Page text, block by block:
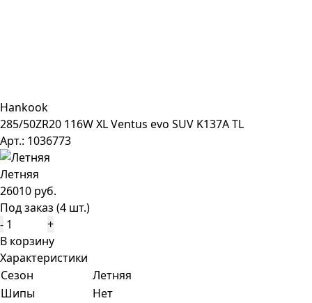
Hankook
285/50ZR20 116W XL Ventus evo SUV K137A TL
Арт.: 1036773
Летняя
26010 руб.
Под заказ (4 шт.)
-
+
В корзину
Характеристики
Сезон
Летняя
Шипы
Нет